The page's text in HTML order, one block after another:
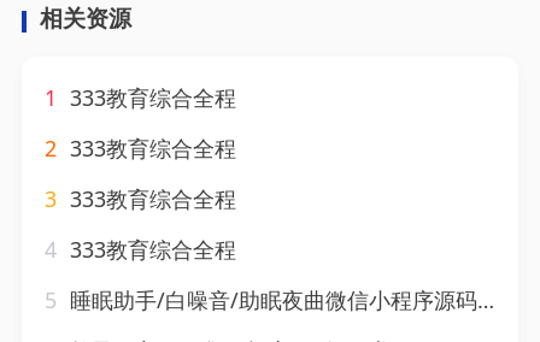
相关资源
1 333教育综合全程
2 333教育综合全程
3 333教育综合全程
4 333教育综合全程
5 睡眠助手/白噪音/助眠夜曲微信小程序源码 附教程